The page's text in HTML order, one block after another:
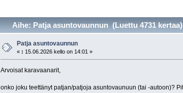
Aihe: Patja asuntovaunnun (Luettu 4731 kertaa)
Patja asuntovaunnun
« : 15.06.2026 kello on 14:01 »
Arvoisat karavaanarit,
onko joku teettänyt patjan/patjoja asuntovaunuun (tai -autoon)?